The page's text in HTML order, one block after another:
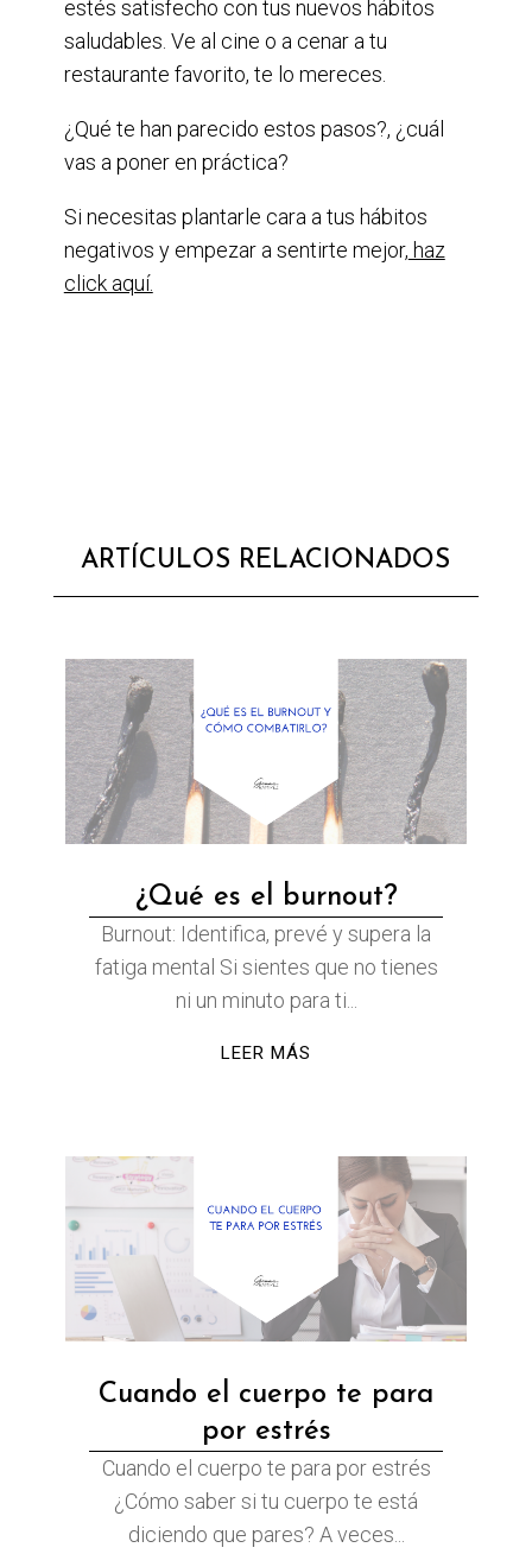
estés satisfecho con tus nuevos hábitos
saludables. Ve al cine o a cenar a tu
restaurante favorito, te lo mereces.
¿Qué te han parecido estos pasos?, ¿cuál
vas a poner en práctica?
Si necesitas plantarle cara a tus hábitos
negativos y empezar a sentirte mejor, haz
click aquí.
ARTÍCULOS RELACIONADOS
¿Qué es el burnout?
Burnout: Identifica, prevé y supera la
fatiga mental Si sientes que no tienes
ni un minuto para ti...
LEER MÁS
Cuando el cuerpo te para
por estrés
Cuando el cuerpo te para por estrés
¿Cómo saber si tu cuerpo te está
diciendo que pares? A veces...